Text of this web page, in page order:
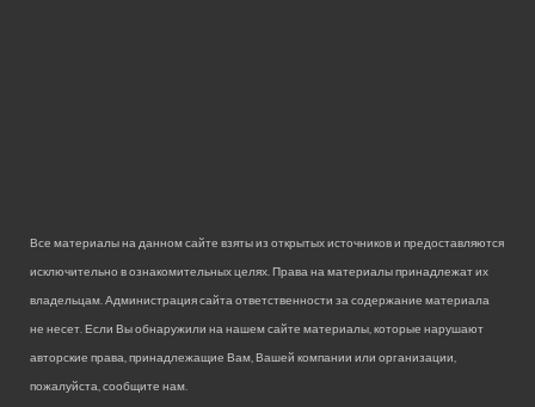
Все материалы на данном сайте взяты из открытых источников и предоставляются
исключительно в ознакомительных целях. Права на материалы принадлежат их
владельцам. Администрация сайта ответственности за содержание материала
не несет. Если Вы обнаружили на нашем сайте материалы, которые нарушают
авторские права, принадлежащие Вам, Вашей компании или организации,
пожалуйста, сообщите нам.